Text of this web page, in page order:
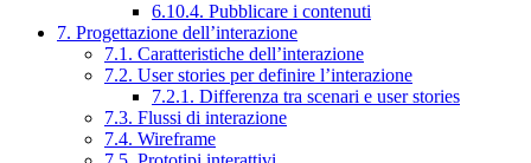
6.10.4. Pubblicare i contenuti
7. Progettazione dell’interazione
7.1. Caratteristiche dell’interazione
7.2. User stories per definire l’interazione
7.2.1. Differenza tra scenari e user stories
7.3. Flussi di interazione
7.4. Wireframe